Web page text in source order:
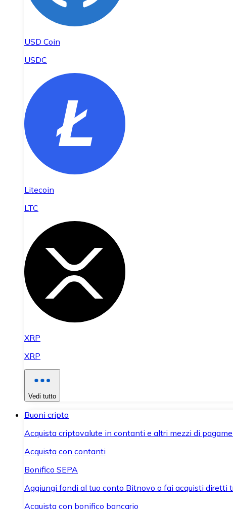
USD Coin
USDC
Litecoin
LTC
XRP
XRP
Vedi tutto
Buoni cripto
Acquista criptovalute in contanti e altri mezzi di
Acquista con contanti
Bonifico SEPA
Aggiungi fondi al tuo conto Bitnovo o fai acquisti diretti
Acquista con bonifico bancario